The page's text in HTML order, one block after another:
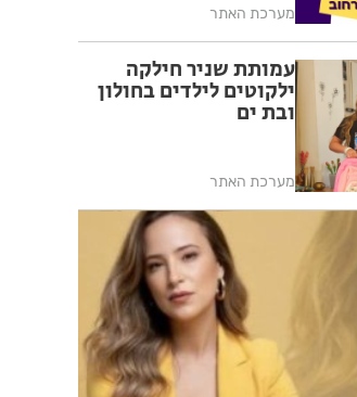
מערכת האתר
עמותת שניר חילקה
ילקוטים לילדים בחולון
ובת ים
מערכת האתר